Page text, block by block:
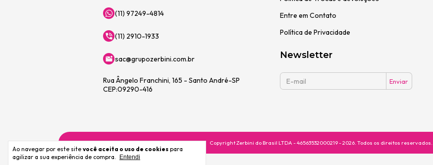
Ao navegar por este site você aceita o uso de cookies para
agilizar a sua experiência de compra.
Entendi
(11) 97249-4814
(11) 2910-1933
sac@grupozerbini.com.br
Rua Ângelo Franchini, 165 - Santo André-SP
CEP:09290-416
Entre em Contato
Política de Privacidade
Newsletter
Copyright Zerbini do Brasil LTDA - 46563532000219 - 2026. Todos os direitos reservados.